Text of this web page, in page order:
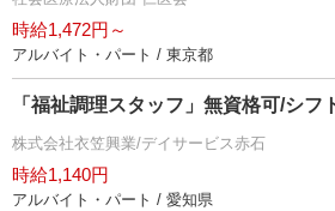
時給1,472円～
アルバイト・パート / 東京都
「福祉調理スタッフ」無資格可/シフ
株式会社衣笠興業/デイサービス赤石
時給1,140円
アルバイト・パート / 愛知県